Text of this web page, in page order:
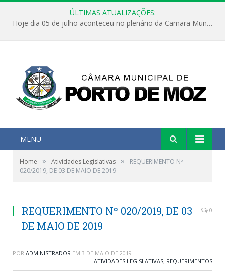
ÚLTIMAS ATUALIZAÇÕES:
Hoje dia 05 de julho aconteceu no plenário da Camara Municipal de Porto de Moz a Sessão Solene de Abertura dos Trabalhos Legislativos 2º Período da 23ª Legislatura
MENU
Home » Atividades Legislativas »
REQUERIMENTO Nº
020/2019, DE 03 DE MAIO DE 2019
REQUERIMENTO Nº 020/2019, DE 03
DE MAIO DE 2019
0
POR ADMINISTRADOR EM 3 DE MAIO DE 2019
ATIVIDADES LEGISLATIVAS, REQUERIMENTOS